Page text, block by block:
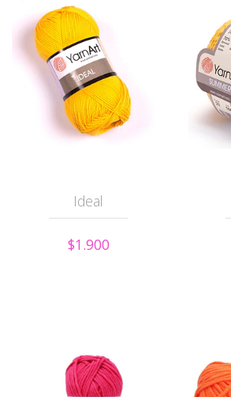
Ideal
$1.900